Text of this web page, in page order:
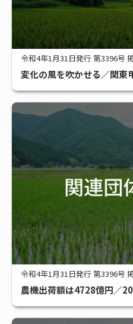
令和4年1月31日発行 第3396号
変化の風を吹かせる／関東
令和4年1月31日発行 第3396号
農機出荷額は4728億円／